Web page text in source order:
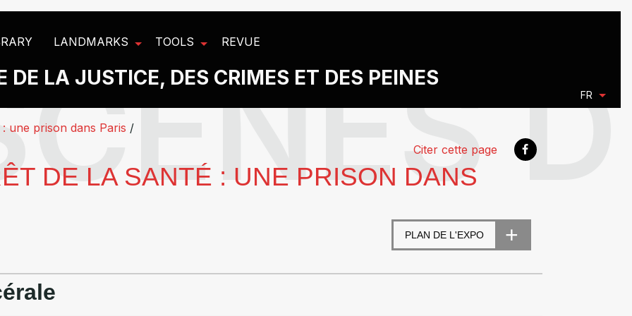
LANDMARKS TOOLS REVUE
DE LA JUSTICE, DES CRIMES ET DES PEINES
FR
une prison dans Paris /
Citer cette page
DE LA SANTÉ : UNE PRISON DANS
PLAN DE L'EXPO